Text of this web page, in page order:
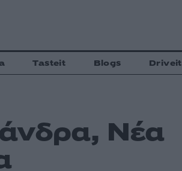
Tasteit Blogs Driveit
Νέα